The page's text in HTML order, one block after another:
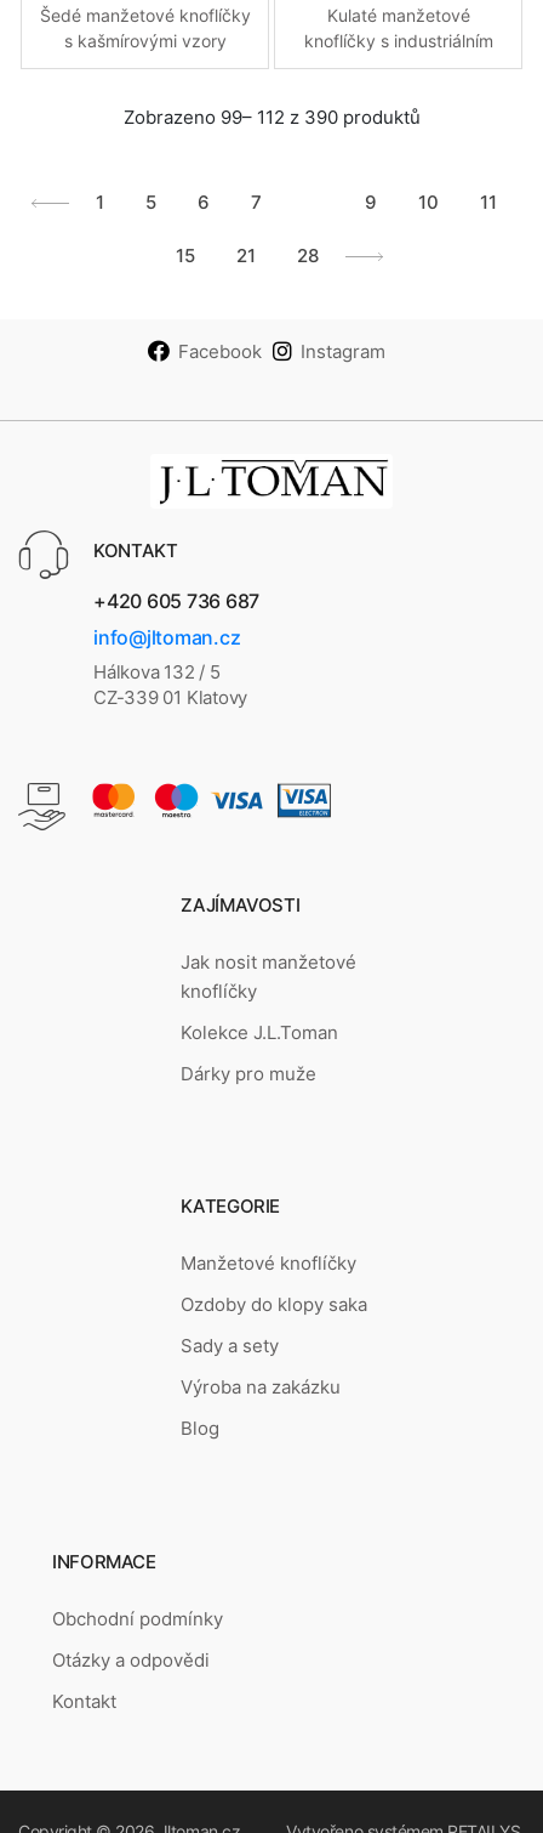
Šedé manžetové knoflíčky
s kašmírovými vzory
Kulaté manžetové
knoflíčky s industriálním
vzorem v šedé barvě
Zobrazeno 99– 112 z 390 produktů
1 5 6 7 9 10 11
15 21 28
Facebook Instagram
KONTAKT
+420 605 736 687
info@jltoman.cz
Hálkova 132 / 5
CZ-339 01 Klatovy
ZAJÍMAVOSTI
Jak nosit manžetové
knoflíčky
Kolekce J.L.Toman
Dárky pro muže
KATEGORIE
Manžetové knoflíčky
Ozdoby do klopy saka
Sady a sety
Výroba na zakázku
Blog
INFORMACE
Obchodní podmínky
Otázky a odpovědi
Kontakt